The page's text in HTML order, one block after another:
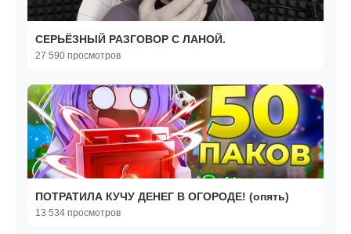
СЕРЬЁЗНЫЙ РАЗГОВОР С ЛАНОЙ.
27 590 просмотров
ПОТРАТИЛА КУЧУ ДЕНЕГ В ОГОРОДЕ! (опять)
13 534 просмотров